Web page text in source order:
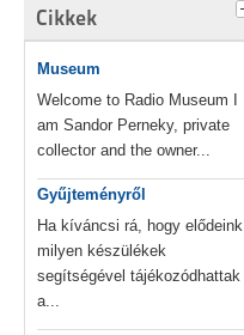
Cikkek
Museum
Welcome to Radio Museum I
am Sandor Perneky, private
collector and the owner...
Gyűjteményről
Ha kíváncsi rá, hogy elődeink
milyen készülékek
segítségével tájékozódhattak
a...